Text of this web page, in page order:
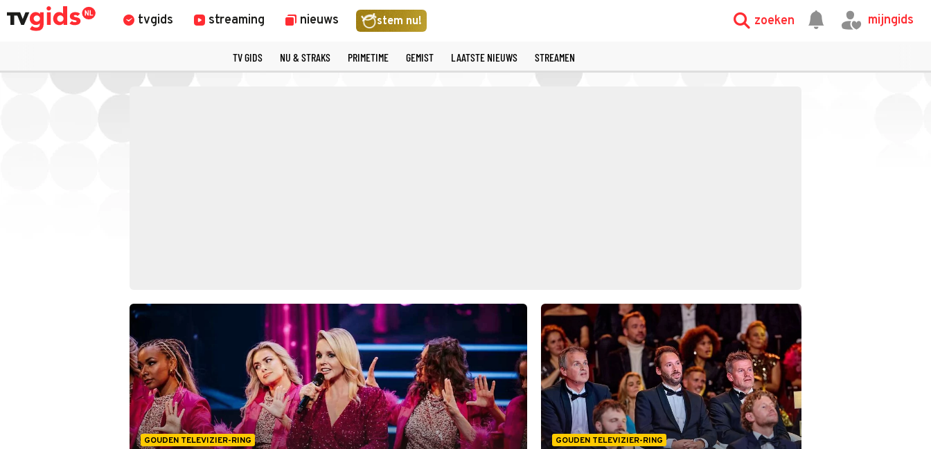
tvgids streaming nieuws stem nu! zoeken mijngids
TV GIDS NU & STRAKS PRIMETIME GEMIST LAATSTE NIEUWS STREAMEN
GOUDEN TELEVIZIER-RING GOUDEN TELEVIZIER-RING